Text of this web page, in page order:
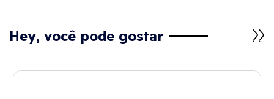
Hey, você pode gostar